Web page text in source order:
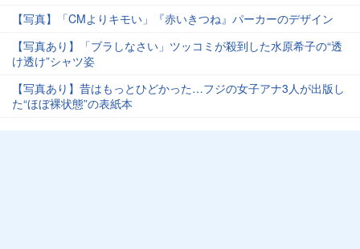
【写真】「CMよりキモい」『赤いきつね』パーカーのデザイン
【写真あり】「ブラしなさい」ツッコミが殺到した水原希子の“透
け透け”シャツ姿
【写真あり】昔はもっとひどかった…フジの女子アナ3人が出版し
た“ほぼ裸状態”の表紙本